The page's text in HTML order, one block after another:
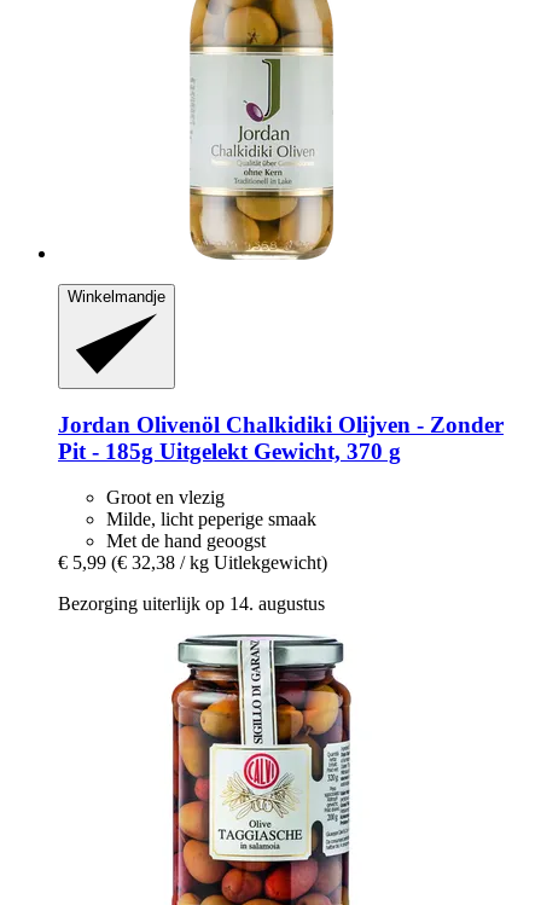
Winkelmandje
Jordan Olivenöl Chalkidiki Olijven -​ Zonder
Pit -​ 185g Uitgelekt Gewicht, 370 g
Groot en vlezig
Milde, licht peperige smaak
Met de hand geoogst
€ 5,99 (€ 32,38 / kg Uitlekgewicht)
Bezorging uiterlijk op 14. augustus